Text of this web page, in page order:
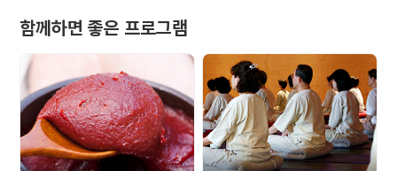
함께하면 좋은 프로그램